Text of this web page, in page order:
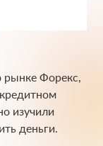
рынке Форекс,
изучили
деньги.